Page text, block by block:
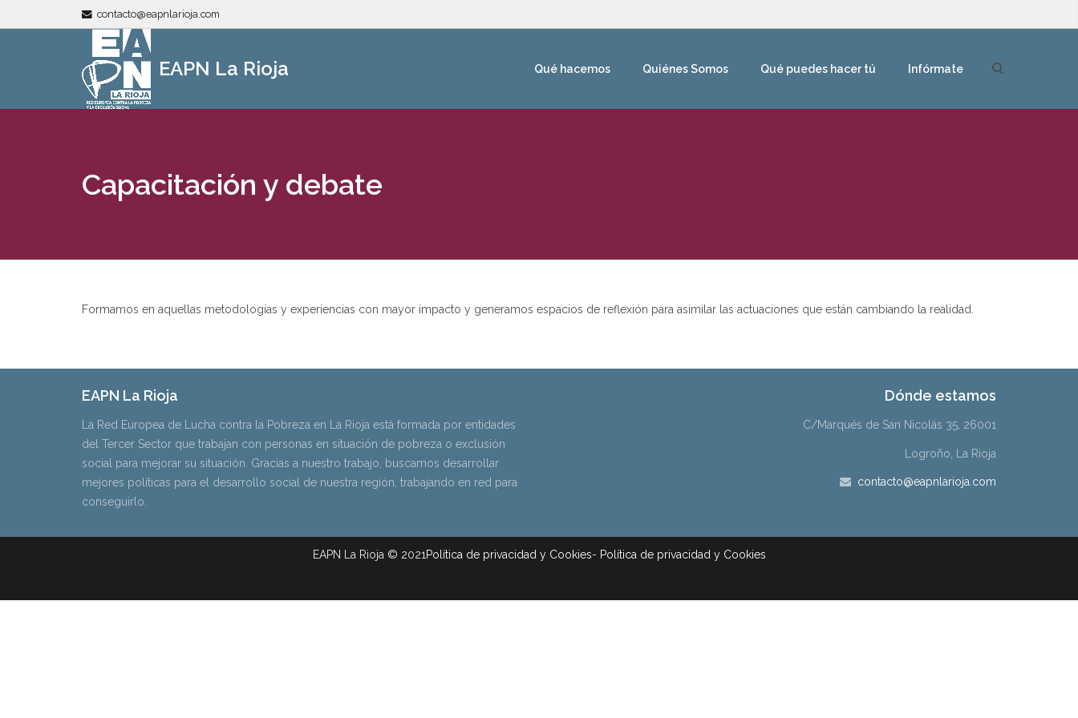
contacto@eapnlarioja.com
EAPN La Rioja Qué hacemos Quiénes Somos Qué puedes hacer tú Infórmate
Capacitación y debate
Formamos en aquellas metodologías y experiencias con mayor impacto y generamos espacios de reflexión para asimilar las actuaciones que están cambiando la realidad.
EAPN La Rioja
La Red Europea de Lucha contra la Pobreza en La Rioja está formada por entidades
del Tercer Sector que trabajan con personas en situación de pobreza o exclusión
social para mejorar su situación. Gracias a nuestro trabajo, buscamos desarrollar
mejores políticas para el desarrollo social de nuestra región, trabajando en red para
conseguirlo.
Dónde estamos
C/Marqués de San Nicolás 35, 26001
Logroño, La Rioja
contacto@eapnlarioja.com
EAPN La Rioja © 2021Política de privacidad y Cookies- Política de privacidad y Cookies